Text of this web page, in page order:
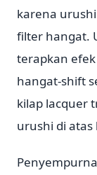
karena
filter hangat.
terapkan
hangat-shift
kilap lacquer
urushi di atas